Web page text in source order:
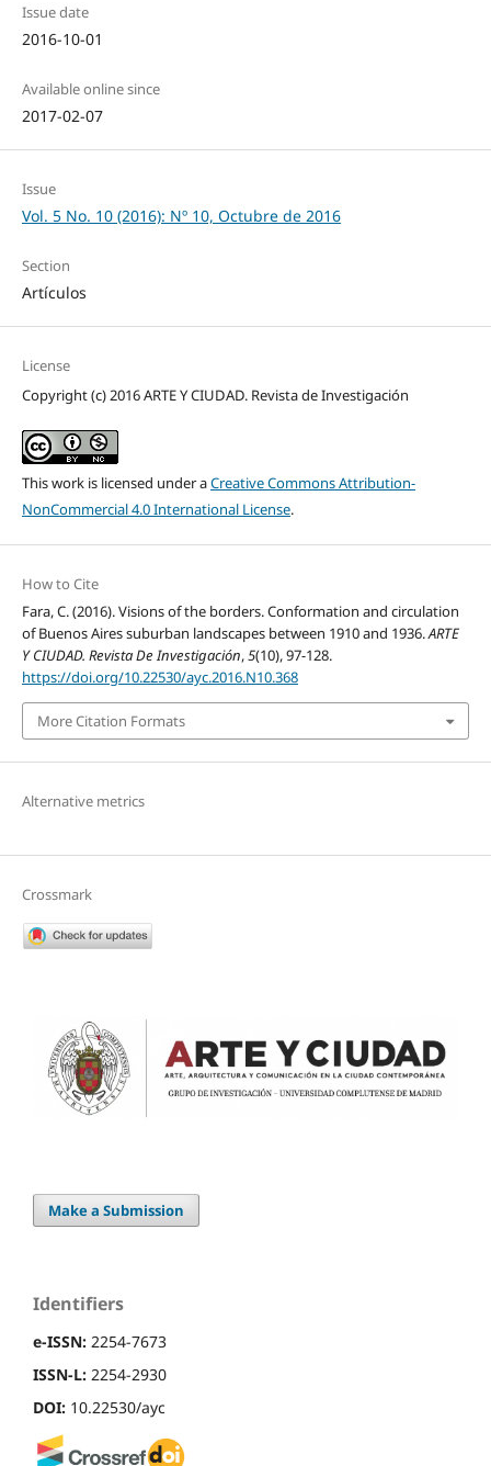
Issue date
2016-10-01
Available online since
2017-02-07
Issue
Vol. 5 No. 10 (2016): Nº 10, Octubre de 2016
Section
Artículos
License
Copyright (c) 2016 ARTE Y CIUDAD. Revista de Investigación
This work is licensed under aCreative Commons Attribution-
NonCommercial 4.0 International License.
How to Cite
Fara, C. (2016). Visions of the borders. Conformation and circulation
of Buenos Aires suburban landscapes between 1910 and 1936.ARTE
Y CIUDAD. Revista De Investigación,5(10), 97-128.
https://doi.org/10.22530/ayc.2016.N10.368
More Citation Formats
Alternative metrics
Crossmark
Make a Submission
Identifiers
e-ISSN: 2254-7673
ISSN-L: 2254-2930
DOI: 10.22530/ayc